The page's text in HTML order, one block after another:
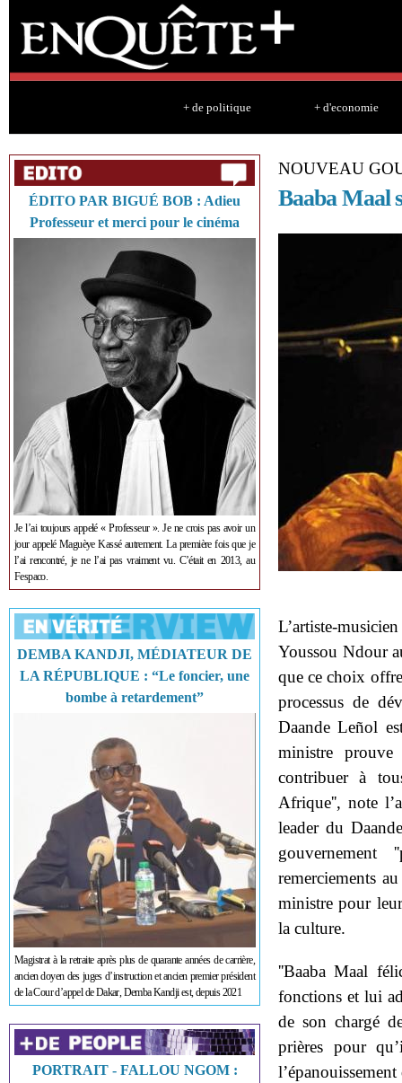
+ de politique + d'economie
ÉDITO PAR BIGUÉ BOB : Adieu
Professeur et merci pour le cinéma
Je l’ai toujours appelé « Professeur ». Je ne crois pas avoir un
jour appelé Maguèye Kassé autrement. La première fois que je
l’ai rencontré, je ne l’ai pas vraiment vu. C’était en 2013, au
Fespaco.
DEMBA KANDJI, MÉDIATEUR DE
LA RÉPUBLIQUE : “Le foncier, une
bombe à retardement”
Magistrat à la retraite après plus de quarante années de carrière,
ancien doyen des juges d’instruction et ancien premier président
de la Cour d’appel de Dakar, Demba Kandji est, depuis 2021
PORTRAIT - FALLOU NGOM :
NOUVEAU
Baaba Maal
L’artiste-
Youssou Ndour
que ce choix
processus de
Daande Leñol
ministre
contribuer à
Afrique'', note
leader du
gouvernement
remerciements
ministre pour
la culture.
''Baaba Maal
fonctions et lui
de son chargé
prières pour